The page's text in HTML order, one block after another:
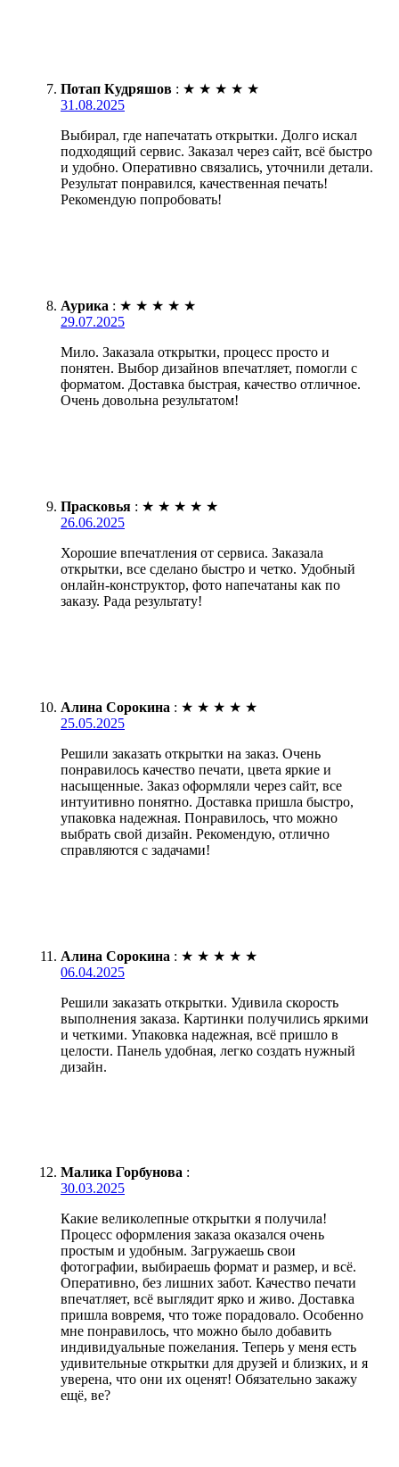
Потап Кудряшов : ★ ★ ★ ★ ★
31.08.2025
Выбирал, где напечатать открытки. Долго искал
подходящий сервис. Заказал через сайт, всё быстро
и удобно. Оперативно связались, уточнили детали.
Результат понравился, качественная печать!
Рекомендую попробовать!
Аурика : ★ ★ ★ ★ ★
29.07.2025
Мило. Заказала открытки, процесс просто и
понятен. Выбор дизайнов впечатляет, помогли с
форматом. Доставка быстрая, качество отличное.
Очень довольна результатом!
Прасковья : ★ ★ ★ ★ ★
26.06.2025
Хорошие впечатления от сервиса. Заказала
открытки, все сделано быстро и четко. Удобный
онлайн-конструктор, фото напечатаны как по
заказу. Рада результату!
Алина Сорокина : ★ ★ ★ ★ ★
25.05.2025
Решили заказать открытки на заказ. Очень
понравилось качество печати, цвета яркие и
насыщенные. Заказ оформляли через сайт, все
интуитивно понятно. Доставка пришла быстро,
упаковка надежная. Понравилось, что можно
выбрать свой дизайн. Рекомендую, отлично
справляются с задачами!
Алина Сорокина : ★ ★ ★ ★ ★
06.04.2025
Решили заказать открытки. Удивила скорость
выполнения заказа. Картинки получились яркими
и четкими. Упаковка надежная, всё пришло в
целости. Панель удобная, легко создать нужный
дизайн.
Малика Горбунова :
30.03.2025
Какие великолепные открытки я получила!
Процесс оформления заказа оказался очень
простым и удобным. Загружаешь свои
фотографии, выбираешь формат и размер, и всё.
Оперативно, без лишних забот. Качество печати
впечатляет, всё выглядит ярко и живо. Доставка
пришла вовремя, что тоже порадовало. Особенно
мне понравилось, что можно было добавить
индивидуальные пожелания. Теперь у меня есть
удивительные открытки для друзей и близких, и я
уверена, что они их оценят! Обязательно закажу
ещё, ве?